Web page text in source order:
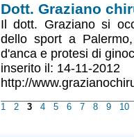
Dott. Graziano
Il dott. Graziano si
dello sport a
d'anca e protesi di
inserito il: 14-11-2012
http://
1 2 3 4 5 6 7 8 9 10